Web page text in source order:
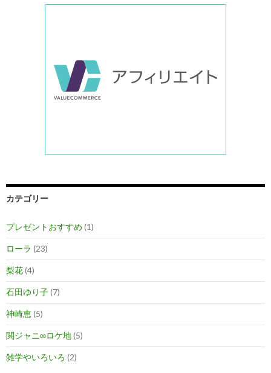
カテゴリー
プレゼントおすすめ (1)
ローラ (23)
梨花(4)
石田ゆり子(7)
神崎恵(5)
関ジャニ∞ロケ地(5)
雑学やいろいろ (2)